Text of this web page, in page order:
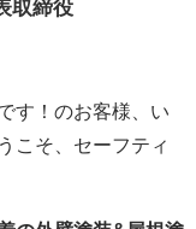
取締役
す！のお客様、い
こそ、セーフティ